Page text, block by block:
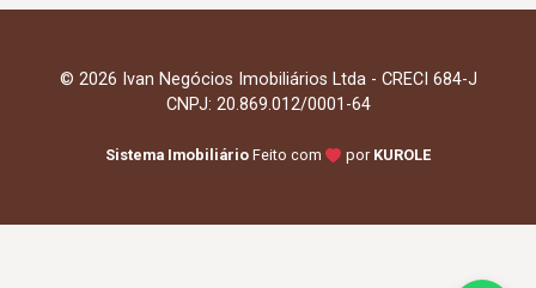
© 2026 Ivan Negócios Imobiliários Ltda - CRECI 684-J
CNPJ: 20.869.012/0001-64
Sistema Imobiliário Feito com por KUROLE